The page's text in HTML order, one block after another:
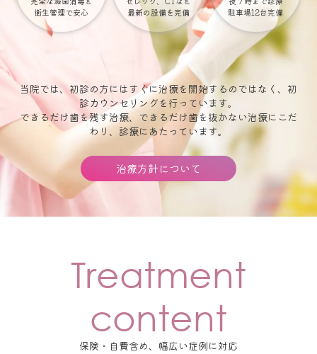
衛生管理で安心
最新の設備を完備
駐車場12台完備
当院では、初診の方にはすぐに治療を開始するのではなく、初
診カウンセリングを行っています。
できるだけ歯を残す治療、できるだけ歯を抜かない治療にこだ
わり、診療にあたっています。
治療方針について
Treatment
content
保険・自費含め、幅広い症例に対応